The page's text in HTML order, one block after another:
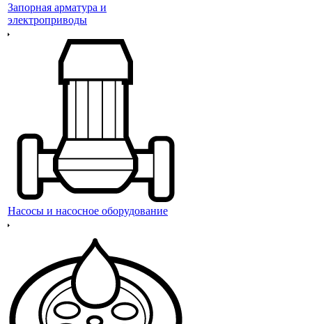
Запорная арматура и
электроприводы
Насосы и насосное оборудование